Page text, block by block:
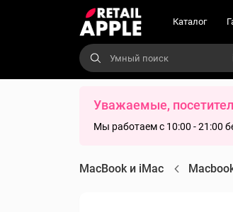
Каталог
Уважаемые,
Мы работаем с 10:00 - 21:00
MacBook и iMac